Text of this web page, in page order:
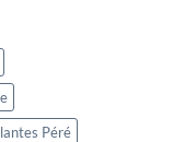
Péré